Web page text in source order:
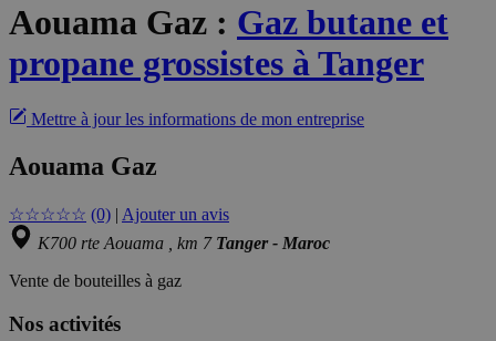
Aouama Gaz : Gaz butane et
propane grossistes à Tanger
Mettre à jour les informations de mon entreprise
Aouama Gaz
☆☆☆☆☆ (0) | Ajouter un avis
K700 rte Aouama , km 7 Tanger - Maroc
Vente de bouteilles à gaz
Nos activités